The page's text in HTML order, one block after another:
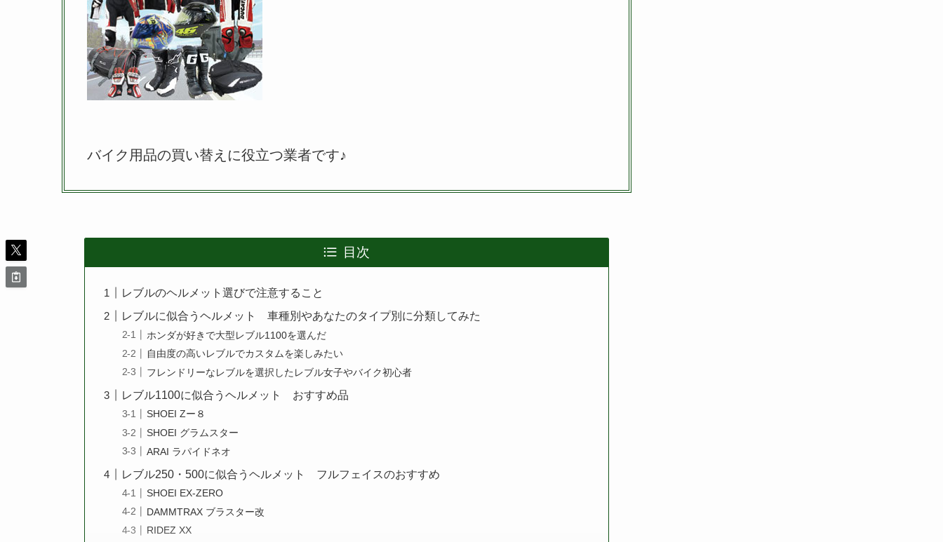
バイク用品の買い替えに役立つ業者です♪
目次
レブルのヘルメット選びで注意すること
レブルに似合うヘルメット 車種別やあなたのタイプ別に分類してみた
ホンダが好きで大型レブル1100を選んだ
自由度の高いレブルでカスタムを楽しみたい
フレンドリーなレブルを選択したレブル女子やバイク初心者
レブル1100に似合うヘルメット おすすめ品
SHOEI Zー８
SHOEI グラムスター
ARAI ラパイドネオ
レブル250・500に似合うヘルメット フルフェイスのおすすめ
SHOEI EX-ZERO
DAMMTRAX ブラスター改
RIDEZ XX